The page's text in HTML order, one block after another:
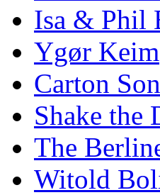
Isa & Phil
Ygør Keim
Carton
Shake the
The
Witold